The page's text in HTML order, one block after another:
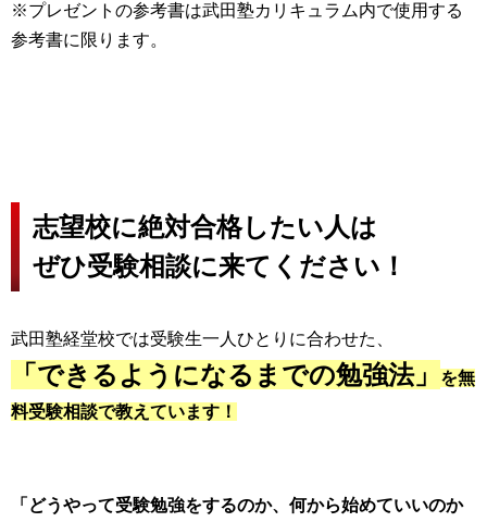
※プレゼントの参考書は武田塾カリキュラム内で使用する
参考書に限ります。
志望校に絶対合格したい人は
ぜひ受験相談に来てください！
武田塾経堂校では受験生一人ひとりに合わせた、
「できるようになるまでの勉強法」
を無
料受験相談で教えています！
「どうやって受験勉強をするのか、何から始めていいのか